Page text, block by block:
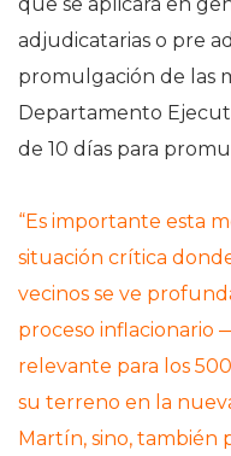
adjudicatarias o pre
promulgación de las
Departamento
de 10 días para
“Es importante esta
situación crítica
vecinos se ve
proceso inflacionario
relevante para los
su terreno en la
Martín, sino, también